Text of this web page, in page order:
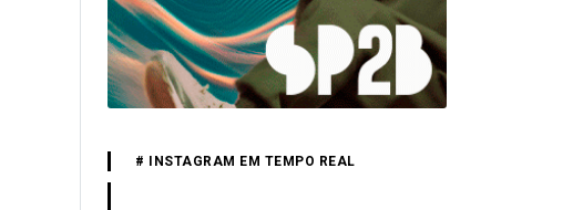
# INSTAGRAM EM TEMPO REAL